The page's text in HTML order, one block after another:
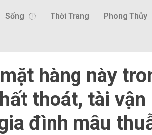
Sống Thời Trang Phong Thủy
hàng này
thoát, tài vận
đình mâu